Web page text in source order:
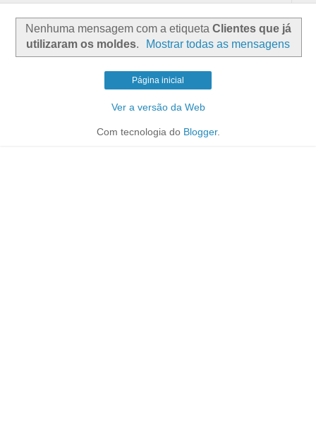
Nenhuma mensagem com a etiqueta Clientes que já
utilizaram os moldes. Mostrar todas as mensagens
Página inicial
Ver a versão da Web
Com tecnologia do Blogger.